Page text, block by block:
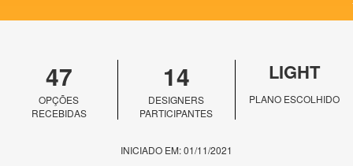
47
OPÇÕES
RECEBIDAS
14
DESIGNERS
PARTICIPANTES
LIGHT
PLANO ESCOLHIDO
INICIADO EM: 01/11/2021